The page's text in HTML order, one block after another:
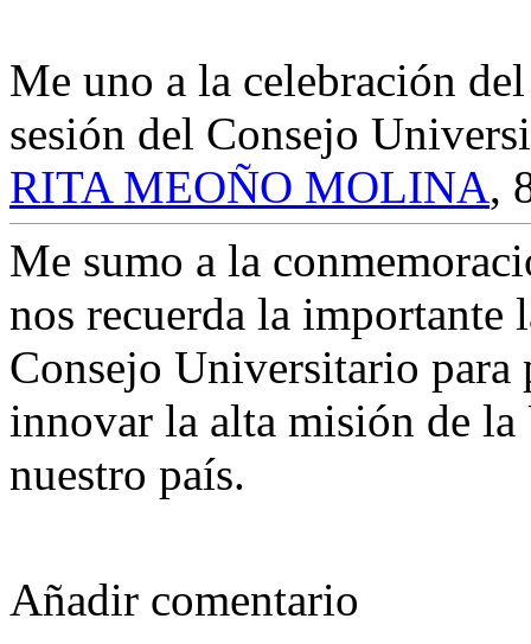
Me uno a la celebración
sesión del Consejo
RITA MEOÑO MOLINA,
Me sumo a la
nos recuerda la importante
Consejo Universitario para
innovar la alta misión de
nuestro país.
Añadir comentario